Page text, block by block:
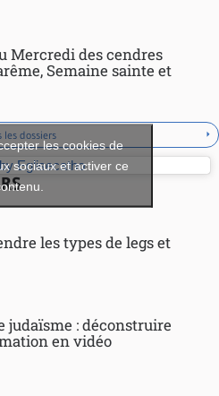
Mercredi des cendres
Semaine sainte et
les dossiers
Eglisecatho
les cookies de
sociaux et activer ce
les types de legs et
judaïsme : déconstruire
en vidéo